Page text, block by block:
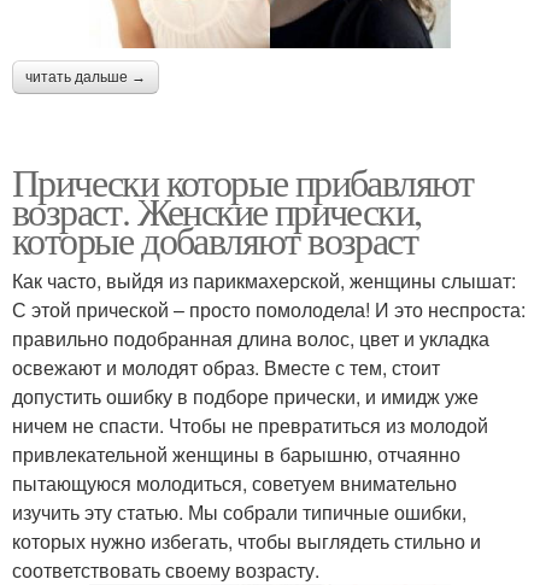
читать дальше →
Прически которые прибавляют
возраст. Женские прически,
которые добавляют возраст
Как часто, выйдя из парикмахерской, женщины слышат:
С этой прической – просто помолодела! И это неспроста:
правильно подобранная длина волос, цвет и укладка
освежают и молодят образ. Вместе с тем, стоит
допустить ошибку в подборе прически, и имидж уже
ничем не спасти. Чтобы не превратиться из молодой
привлекательной женщины в барышню, отчаянно
пытающуюся молодиться, советуем внимательно
изучить эту статью. Мы собрали типичные ошибки,
которых нужно избегать, чтобы выглядеть стильно и
соответствовать своему возрасту.